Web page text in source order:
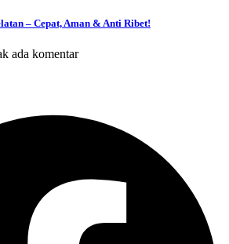
– Cepat, Aman & Anti Ribet!
ada komentar